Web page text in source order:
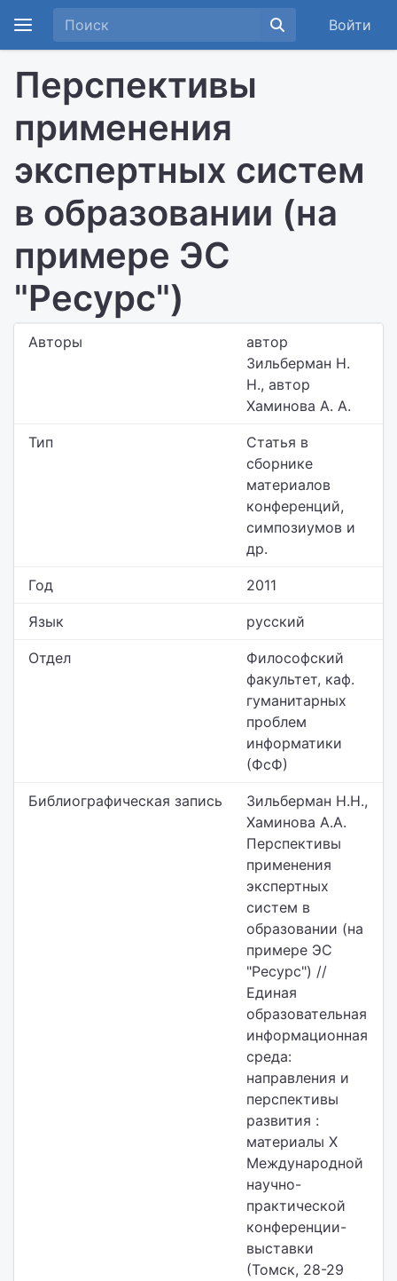
Войти
Перспективы
применения
экспертных систем
в образовании (на
примере ЭС
"Ресурс")
Авторы
автор
Зильберман Н.
Н., автор
Хаминова А. А.
Тип
Статья в
сборнике
материалов
конференций,
симпозиумов и
др.
Год 2011
Язык русский
Отдел
Философский
факультет, каф.
гуманитарных
проблем
информатики
(ФсФ)
Библиографическая запись
Зильберман Н.Н.,
Хаминова А.А.
Перспективы
применения
экспертных
систем в
образовании (на
примере ЭС
"Ресурс") //
Единая
образовательная
информационная
среда:
направления и
перспективы
развития :
материалы Х
Международной
научно-
практической
конференции-
выставки
(Томск, 28-29